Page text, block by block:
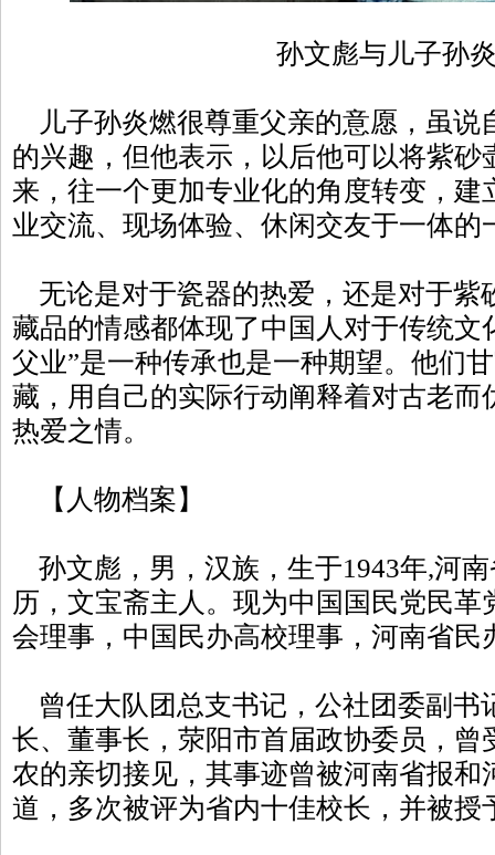
孙文彪与儿子孙
儿子孙炎燃很尊重父亲的意愿，虽说
的兴趣，但他表示，以后他可以将紫砂
来，往一个更加专业化的角度转变，建
业交流、现场体验、休闲交友于一体的
无论是对于瓷器的热爱，还是对于紫
藏品的情感都体现了中国人对于传统文
父业”是一种传承也是一种期望。他们
藏，用自己的实际行动阐释着对古老而
热爱之情。
【人物档案】
孙文彪，男，汉族，生于1943年,河
历，文宝斋主人。现为中国国民党民
会理事，中国民办高校理事，河南省民
曾任大队团总支书记，公社团委副书
长、董事长，荥阳市首届政协委员，曾
农的亲切接见，其事迹曾被河南省报和
道，多次被评为省内十佳校长，并被授